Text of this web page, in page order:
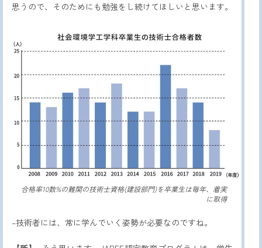
思うので、そのためにも勉強をし続けてほしいと思います。
合格率10数%の難関の技術士資格(建設部門)を卒業生は毎年、着実
に取得
–技術者には、常に学んでいく姿勢が必要なのですね。